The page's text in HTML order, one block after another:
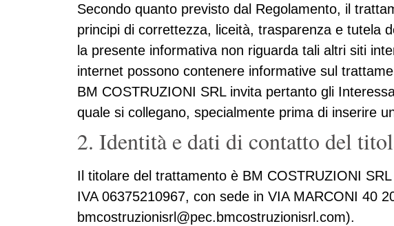
Secondo quanto previsto dal Regolamento, il
principi di correttezza, liceità, trasparenza e tutela
la presente informativa non riguarda tali altri siti
internet possono contenere informative sul
BM COSTRUZIONI SRL invita pertanto gli
quale si collegano, specialmente prima di inserire
2. Identità e dati di contatto del
Il titolare del trattamento è BM COSTRUZIONI SRL
IVA 06375210967, con sede in VIA MARCONI 40
bmcostruzionisrl@pec.bmcostruzionisrl.com).